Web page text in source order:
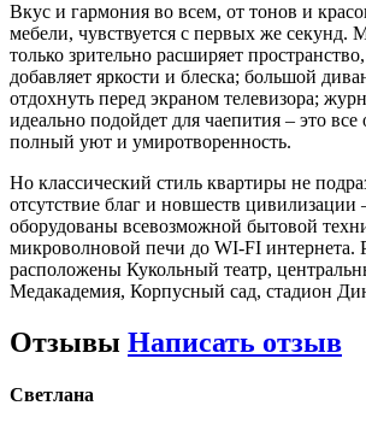
Вкус и гармония во всем, от тонов и
мебели, чувствуется с первых же секунд.
только зрительно расширяет
добавляет яркости и блеска; большой
отдохнуть перед экраном телевизора;
идеально подойдет для чаепития – это все
полный уют и умиротворенность.
Но классический стиль квартиры не
отсутствие благ и новшеств
оборудованы всевозможной бытовой
микроволновой печи до WI-FI интернета.
расположены Кукольный театр,
Медакадемия, Корпусный сад, стадион
Отзывы Написать отзыв
Светлана